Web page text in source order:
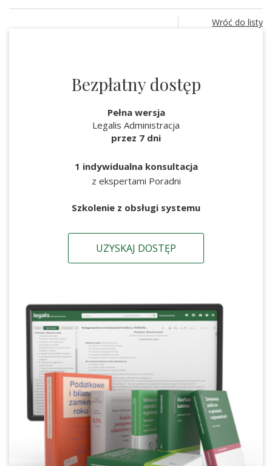
Wróć do listy
Bezpłatny dostęp
Pełna wersja
Legalis Administracja
przez 7 dni
1 indywidualna konsultacja
z ekspertami Poradni
Szkolenie z obsługi systemu
UZYSKAJ DOSTĘP